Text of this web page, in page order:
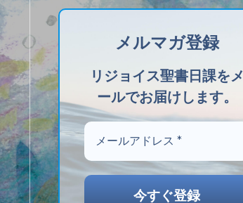
メルマガ登録
リジョイス聖書日課をメ
ールでお届けします。